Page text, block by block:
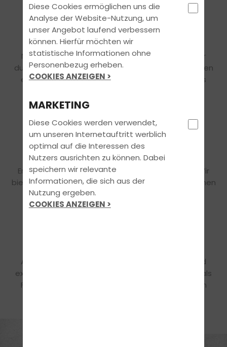
UNSER TEAM
Nach einer umfassenden Einarbeitung sichern wir
durch regelmäßige Team-Meetings und -Events den
einzigartigen Teamspirit, der Bestandteil unseres
WORK-LIFE-BALANCE
Für exzellente Arbeit braucht man auch
Erholungspausen zum Auftanken neuer Energie. Wir
bieten dir flexible Arbeitszeitmodelle und Maßnahmen
an, die genau das ermöglichen.
Alle unsere Mitarbeiter erhalten regelmäßige und
exklusive Weiterbildungen, um ihr volles Potenzial als
Fahrlehrer zu entfalten. Mit diesen Qualifikationen
Diese Cookies ermöglichen uns die
Analyse der Website-Nutzung, um
unser Angebot laufend verbessern
können. Hierfür möchten wir
statistische Informationen ohne
Personenbezug erheben.
COOKIES ANZEIGEN >
MARKETING
Diese Cookies werden verwendet,
um unseren Internetauftritt werblich
optimal auf die Interessen des
Nutzers ausrichten zu können. Dabei
speichern wir relevante
Informationen, die sich aus der
Nutzung ergeben.
COOKIES ANZEIGEN >